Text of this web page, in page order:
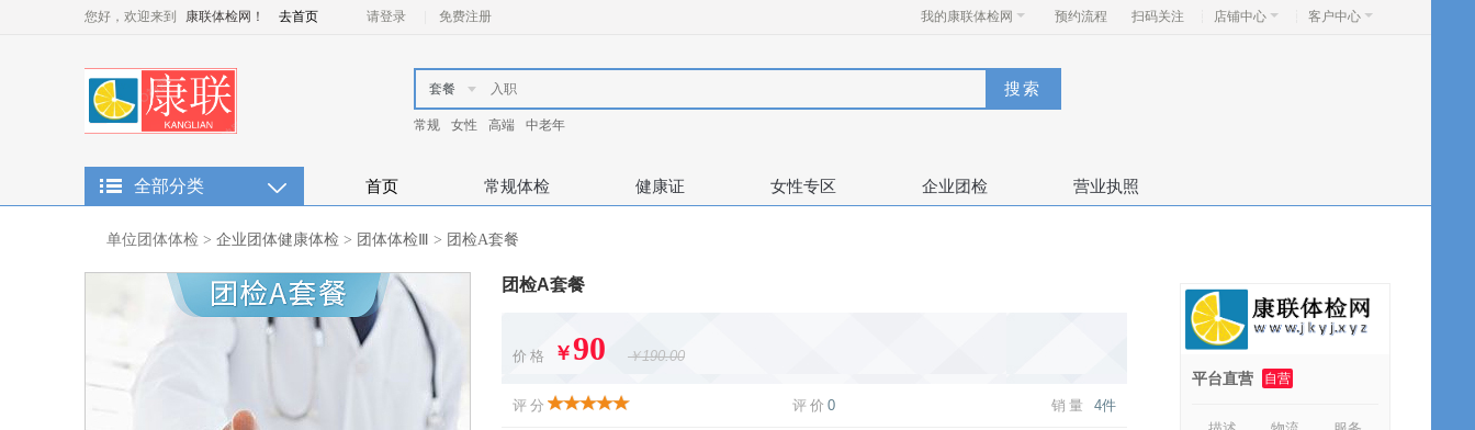
您好，欢迎来到 康联体检网！ 去首页 请登录 免费注册 我的康联体检网 预约流程 扫码关注 店铺中心 客户中心
套餐
常规 女性 高端 中老年
全部分类 首页 常规体检 健康证 女性专区 企业团检 营业执照
单位团体体检 > 企业团体健康体检 > 团体体检Ⅲ > 团检A套餐
团检A套餐
价格 ￥90 ￥190.00
评分 评价0 销量 4件
平台直营 自营